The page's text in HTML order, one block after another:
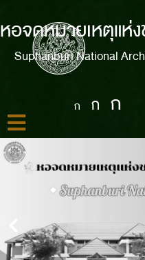
หอจดหมายเหตุแ
Suphanburi National
ก ก ก